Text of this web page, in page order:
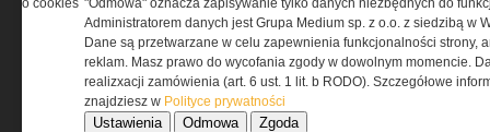
odpowiedzialnością Spółka komandytowa, nr KRS:
0000537655, NIP 1132860378, REGON 146393437
(zwana dalej Grupa MEDIUM) w postaci Regulaminu.
Przeczytaj regulamin
o cookies "Odmowa" oznacza zapisywanie tylko danych niezbędnych do
Administratorem danych jest Grupa Medium sp. z o.o. z siedzibą w
Dane są przetwarzane w celu zapewnienia funkcjonalności strony,
reklam. Masz prawo do wycofania zgody w dowolnym momencie.
realizxacji zamówienia (art. 6 ust. 1 lit. b RODO). Szczegółowe
znajdziesz w Polityce prywatności
Ustawienia Odmowa Zgoda